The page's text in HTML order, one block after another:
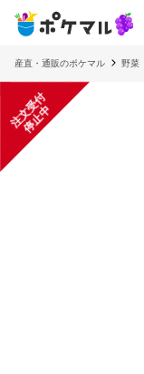
産直・通販のポケマル 野菜
注
文
受
付
停
止
中